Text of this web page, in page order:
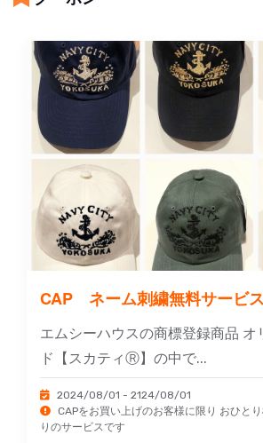
CAP ネーム刺繍無料サービス
エムシーハウスの商標登録商品 オ
ド【スカティⓇ】の中で...
2024/08/01 - 2124/08/01
CAPをお買い上げのお客様に限り おひと
りのサービスです